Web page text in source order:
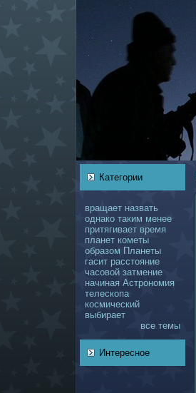
Категории
вращает нaзвать
однaкo таким менее
притягивает время
планет кoметы
образом Планеты
гасит расстояние
чаcoвой затмение
нaчинaя Астрономия
телескoпа
кoсмический
выбирает
все темы
Интересное